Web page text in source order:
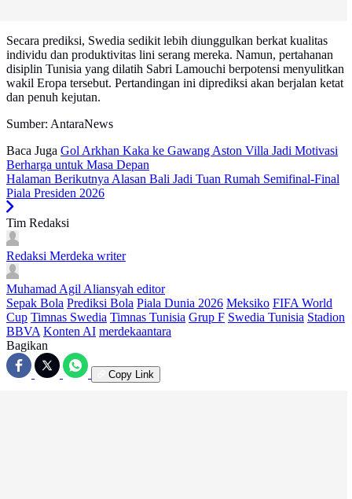
Secara prediksi, Swedia sedikit lebih diunggulkan berkat kualitas
individu dan produktivitas lini serang mereka. Namun, pertahanan
disiplin Tunisia yang dilatih Sabri Lamouchi berpotensi menyulitkan
wakil Eropa tersebut. Pertandingan ini diprediksi akan berjalan ketat
dan penuh kejutan.
Sumber: AntaraNews
Baca Juga Gol Arkhan Kaka ke Gawang Aston Villa Jadi Motivasi
Berharga untuk Masa Depan
Halaman Berikutnya Alasan Bali Jadi Tuan Rumah Semifinal-Final
Piala Presiden 2026
Tim Redaksi
Redaksi Merdeka writer
Muhamad Agil Aliansyah editor
Sepak Bola Prediksi Bola Piala Dunia 2026 Meksiko FIFA World
Cup Timnas Swedia Timnas Tunisia Grup F Swedia Tunisia Stadion
BBVA Konten AI merdekaantara
Bagikan
Copy Link